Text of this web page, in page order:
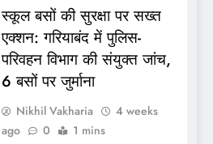
स्कूल बसों की सुरक्षा पर सख्त
एक्शन: गरियाबंद में पुलिस-
परिवहन विभाग की संयुक्त जांच,
6 बसों पर जुर्माना
Nikhil Vakharia
4 weeks
ago
0 1 mins